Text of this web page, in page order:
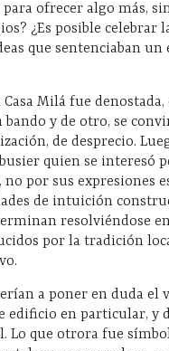
ofrecer algo más,
¿Es posible celebrar
que sentenciaban un
Milá fue denostada,
bando y de otro, se
de desprecio.
quien se interesó
por sus expresiones
de intuición
resolviéndose
por la tradición
a poner en duda el
edificio en particular, y
Lo que otrora fue